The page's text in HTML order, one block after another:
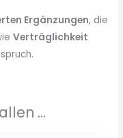
Ergänzungen, die
Verträglichkeit
…